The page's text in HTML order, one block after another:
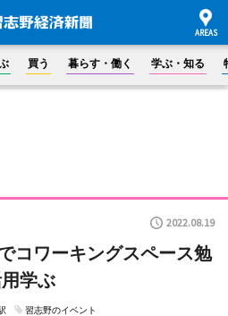
買う 暮らす・働く 学ぶ・知る
2022.08.19
コワーキングスペース勉
学ぶ
習志野のイベント